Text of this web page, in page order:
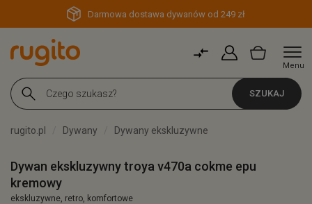
Darmowa dostawa dywanów od 249 zł
Menu
SZUKAJ
rugito.pl Dywany Dywany ekskluzywne
Dywan ekskluzywny troya v470a cokme epu
kremowy
ekskluzywne, retro, komfortowe